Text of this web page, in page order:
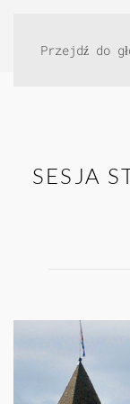
Przejdź do
SESJA